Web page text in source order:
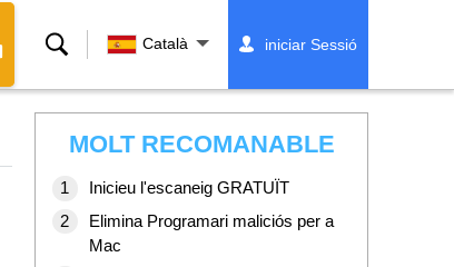
Cerca Català iniciar Sessió
MOLT RECOMANABLE
Inicieu l'escaneig GRATUÏT
Elimina Programari maliciós per a
Mac